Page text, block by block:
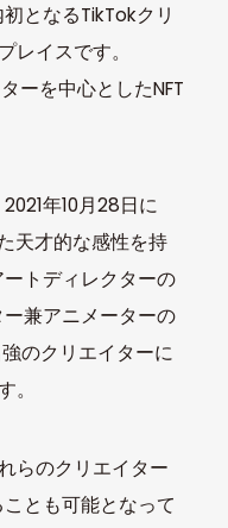
となるTikTokクリ
レイスです。
ーを中心としたNFT
年10月28日に
天才的な感性を持
トディレクターの
兼アニメーターの
のクリエイターに
。
らのクリエイター
とも可能となって